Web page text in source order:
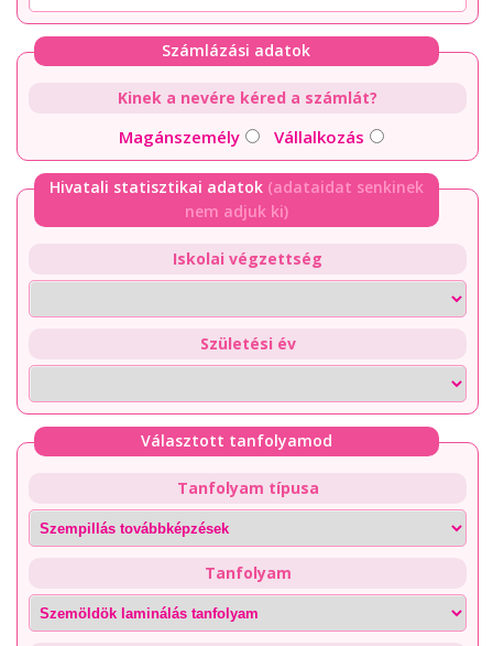
Számlázási adatok
Kinek a nevére kéred a számlát?
Magánszemély Vállalkozás
Hivatali statisztikai adatok (adataidat senkinek
nem adjuk ki)
Iskolai végzettség
Születési év
Választott tanfolyamod
Tanfolyam típusa
Tanfolyam